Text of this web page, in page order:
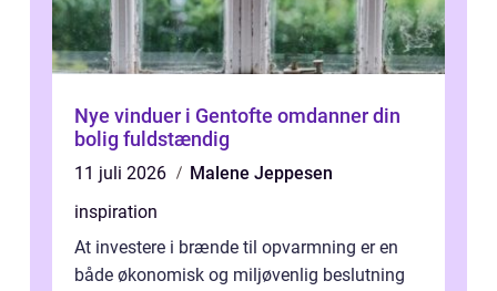
Nye vinduer i Gentofte omdanner din
bolig fuldstændig
11 juli 2026
Malene Jeppesen
inspiration
At investere i brænde til opvarmning er en
både økonomisk og miljøvenlig beslutning